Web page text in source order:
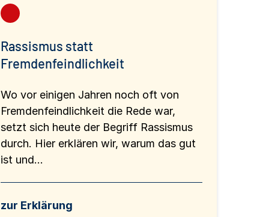
Rassismus statt
Fremdenfeindlichkeit
Wo vor einigen Jahren noch oft von
Fremdenfeindlichkeit die Rede war,
setzt sich heute der Begriff Rassismus
durch. Hier erklären wir, warum das gut
ist und...
zur Erklärung